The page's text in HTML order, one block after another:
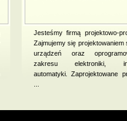
Jesteśmy firmą projektowo-
Zajmujemy się projektowaniem
urządzeń oraz
zakresu elektroniki,
automatyki. Zaprojektowane
...